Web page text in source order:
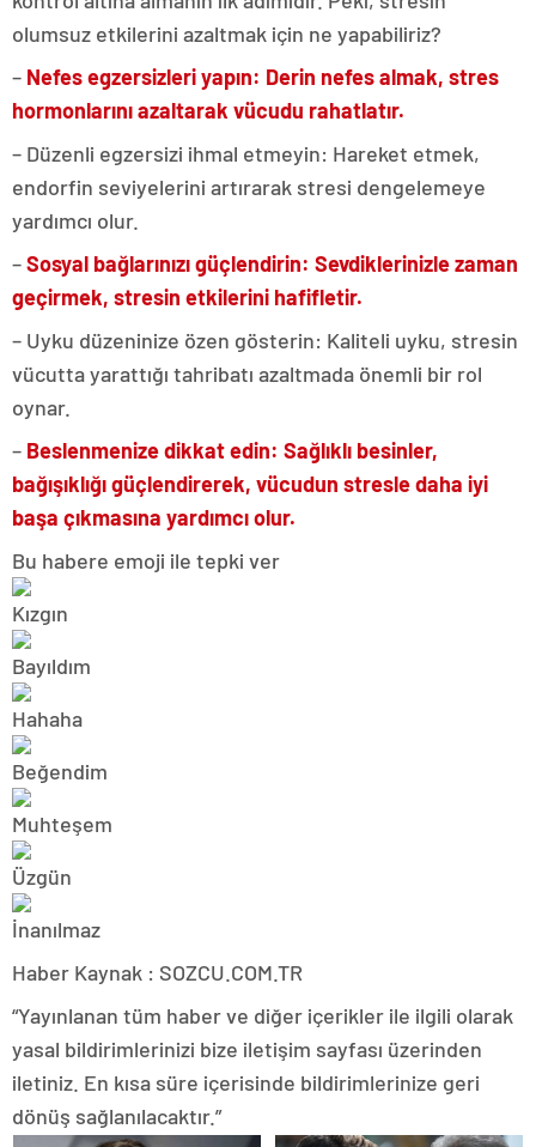
olumsuz etkilerini azaltmak için ne yapabiliriz?
– Nefes egzersizleri yapın: Derin nefes almak, stres
hormonlarını azaltarak vücudu rahatlatır.
– Düzenli egzersizi ihmal etmeyin: Hareket etmek,
endorfin seviyelerini artırarak stresi dengelemeye
yardımcı olur.
–Sosyal bağlarınızı güçlendirin: Sevdiklerinizle zaman
geçirmek, stresin etkilerini hafifletir.
– Uyku düzeninize özen gösterin: Kaliteli uyku, stresin
vücutta yarattığı tahribatı azaltmada önemli bir rol
oynar.
– Beslenmenize dikkat edin: Sağlıklı besinler,
bağışıklığı güçlendirerek, vücudun stresle daha iyi
başa çıkmasına yardımcı olur.
Bu habere emoji ile tepki ver
Haber Kaynak : SOZCU.COM.TR
“Yayınlanan tüm haber ve diğer içerikler ile ilgili olarak
yasal bildirimlerinizi bize iletişim sayfası üzerinden
iletiniz. En kısa süre içerisinde bildirimlerinize geri
dönüş sağlanılacaktır.”